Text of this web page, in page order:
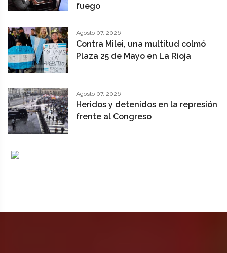
fuego
Agosto 07, 2026
Contra Milei, una multitud colmó
Plaza 25 de Mayo en La Rioja
Agosto 07, 2026
Heridos y detenidos en la represión
frente al Congreso